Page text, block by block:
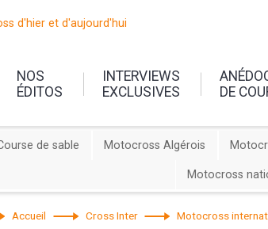
d'hier et d'aujourd'hui
NOS
ÉDITOS
INTERVIEWS
EXCLUSIVES
DE
de sable Motocross Algérois
Motocross
Accueil Cross Inter Motocross